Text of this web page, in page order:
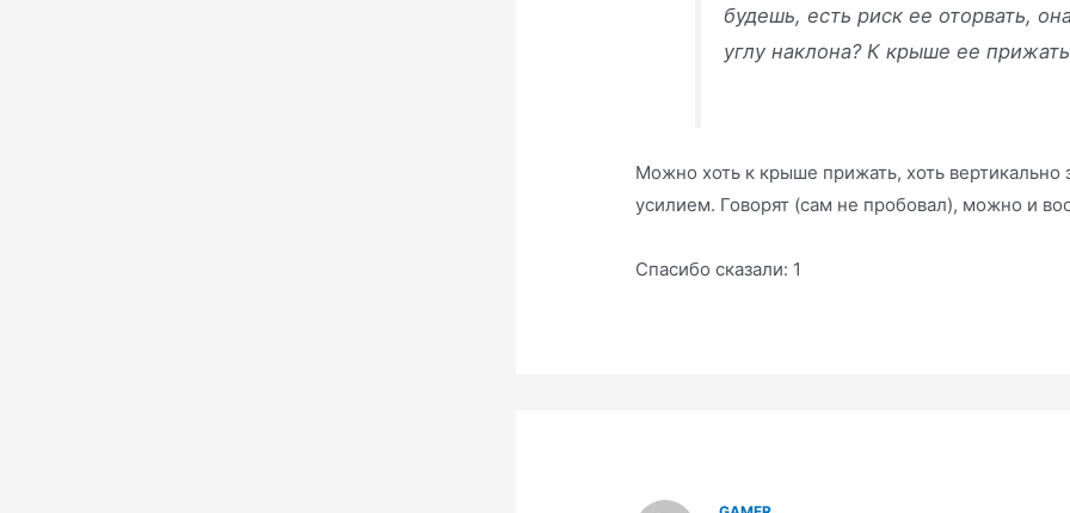
будешь, есть риск ее оторвать,
углу наклона? К крыше ее
Можно хоть к крыше прижать, хоть вертикально
усилием. Говорят (сам не пробовал), можно и
Спасибо сказали: 1